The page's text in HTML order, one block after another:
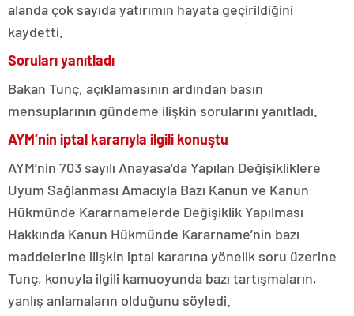
alanda çok sayıda yatırımın hayata geçirildiğini
kaydetti.
Soruları yanıtladı
Bakan Tunç, açıklamasının ardından basın
mensuplarının gündeme ilişkin sorularını yanıtladı.
AYM’nin iptal kararıyla ilgili konuştu
AYM’nin 703 sayılı Anayasa’da Yapılan Değişikliklere
Uyum Sağlanması Amacıyla Bazı Kanun ve Kanun
Hükmünde Kararnamelerde Değişiklik Yapılması
Hakkında Kanun Hükmünde Kararname’nin bazı
maddelerine ilişkin iptal kararına yönelik soru üzerine
Tunç, konuyla ilgili kamuoyunda bazı tartışmaların,
yanlış anlamaların olduğunu söyledi.